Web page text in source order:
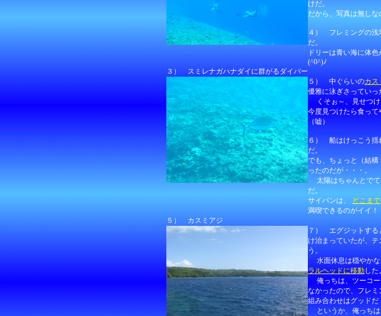
けだ。
だから、写真は無しな
４） フレミングの浅
だ。
ドリーは青い海に体
(^0^)ﾉ
３） スミレナガハナダイに群がるダイバー
５） 中ぐらいのカス
優雅に泳ぎさっていっ
くそぉ～、見せつ
今度見つけたら食って
（嘘）
６） 船はけっこう揺
だ。
でも、ちょっと（結
ったのだが・・・。
太陽はちゃんとでて
だ。
サイパンは、
どこま
満喫できるのがイイ！
５） カスミアジ
７） エグジットする
け治まっていたが、
う。
水面休息は穏やかな
ラルヘッドに移動した。
俺っちは、ツーコー
なかったので、フレミ
組み合わせはグッドだ
というか、俺っちは